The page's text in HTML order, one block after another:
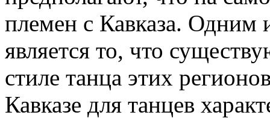
племен с Кавказа. Одним
является то, что
стиле танца этих
Кавказе для танцев